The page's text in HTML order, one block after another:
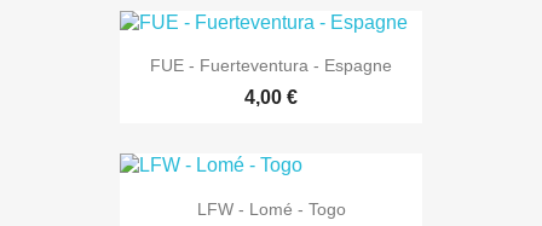
FUE - Fuerteventura - Espagne
4,00 €
LFW - Lomé - Togo